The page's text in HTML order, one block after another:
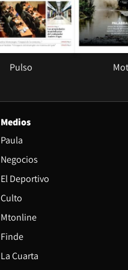
Pulso
Medios
Paula
Negocios
El Deportivo
Culto
Mtonline
Finde
La Cuarta